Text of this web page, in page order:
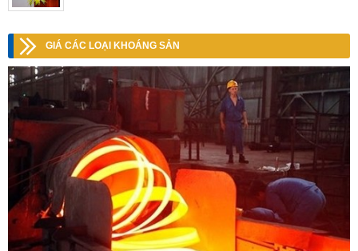
GIÁ CÁC LOẠI KHOÁNG SẢN